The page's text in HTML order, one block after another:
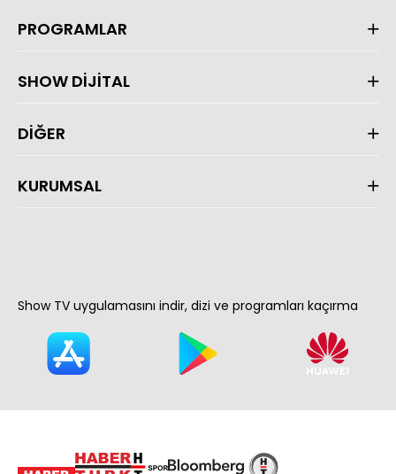
PROGRAMLAR
SHOW DİJİTAL
DİĞER
KURUMSAL
Show TV uygulamasını indir, dizi ve programları kaçırma